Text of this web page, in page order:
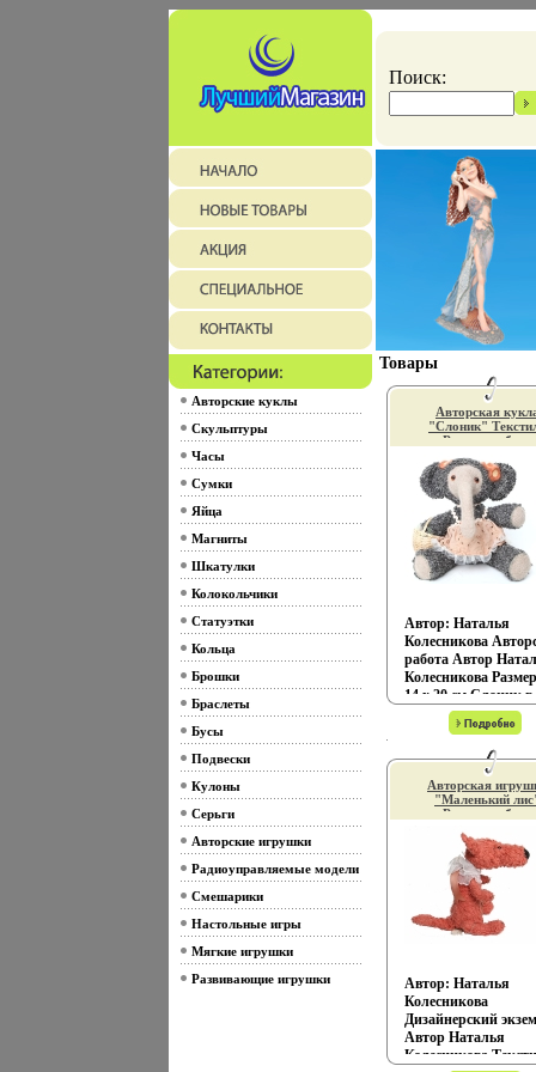
Поиск:
Авторские куклы
Скульптуры
Часы
Сумки
Яйца
Магниты
Шкатулки
Колокольчики
Статуэтки
Кольца
Брошки
Браслеты
Бусы
Подвески
Кулоны
Серьги
Авторские игрушки
Радиоуправляемые модели
Смешарики
Настольные игры
Мягкие игрушки
Развивающие игрушки
Товары
Авторская
"Слоник"
Ручная работа
минуты радости
Автор Наталья
Колесникова
13689f.
Автор: Наталья
Колесникова
работа Автор
Колесникова
14 х 20 см Слоник в
нарядном
доброй и
мордашкой
сердца детей и
и послужитартщы
замечательным
подарком! Эта
навсегда сохранит
игрушечном сердце
самые теплые
подарит Вам
радости Автор
Колесникова.
Авторская
"Маленький
Ручная работа
Автор Наталья
Колесникова
13692f.
Автор: Наталья
Колесникова
Дизайнерский
Автор Наталья
Колесникова